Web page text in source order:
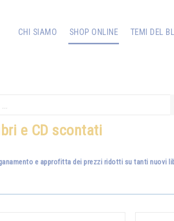
CHI SIAMO SHOP ONLINE TEMI DEL
e CD scontati
e approfitta dei prezzi ridotti su tanti nuovi